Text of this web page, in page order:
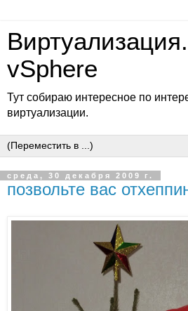
vSphere
Тут собираю интересное по
виртуализации.
среда, 30 декабря 2009 г.
позвольте вас